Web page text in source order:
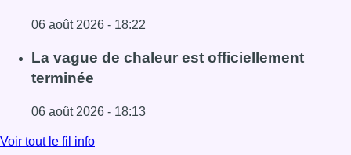
06 août 2026 - 18:22
Lire l'article À Bruxelles, le blocus s’invite dans des lieux
La vague de chaleur est officiellement
terminée
06 août 2026 - 18:13
Lire l'article La vague de chaleur est officiellement
Voir tout le fil info